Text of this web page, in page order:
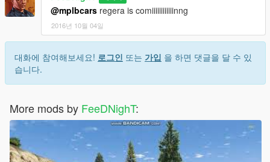
@mplbcars regera is comiiiiiiiiiiiinng
2016년 10월 04일
대화에 참여해보세요! 로그인 또는 가입 을 하면 댓글을 달 수 있
습니다.
More mods by FeeDNighT: